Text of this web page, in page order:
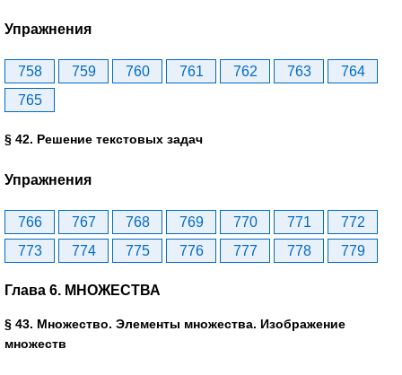
Упражнения
758 759 760 761 762 763
764
765
§ 42. Решение текстовых задач
Упражнения
766 767 768 769 770 771
772
773
774 775 776 777 778 779
Глава 6. МНОЖЕСТВА
§ 43. Множество. Элементы множества. Изображение
множеств